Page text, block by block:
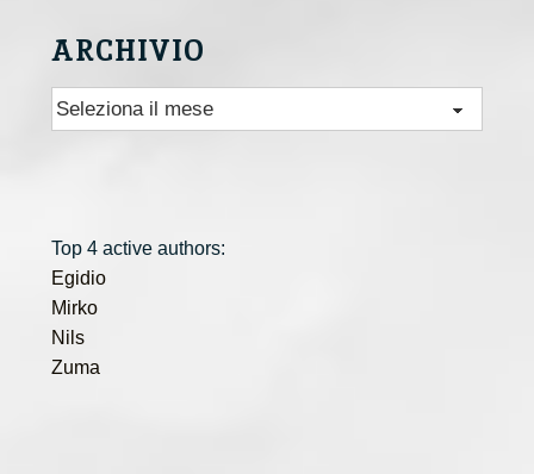
ARCHIVIO
Archivio
Top 4 active authors:
Egidio
Mirko
Nils
Zuma